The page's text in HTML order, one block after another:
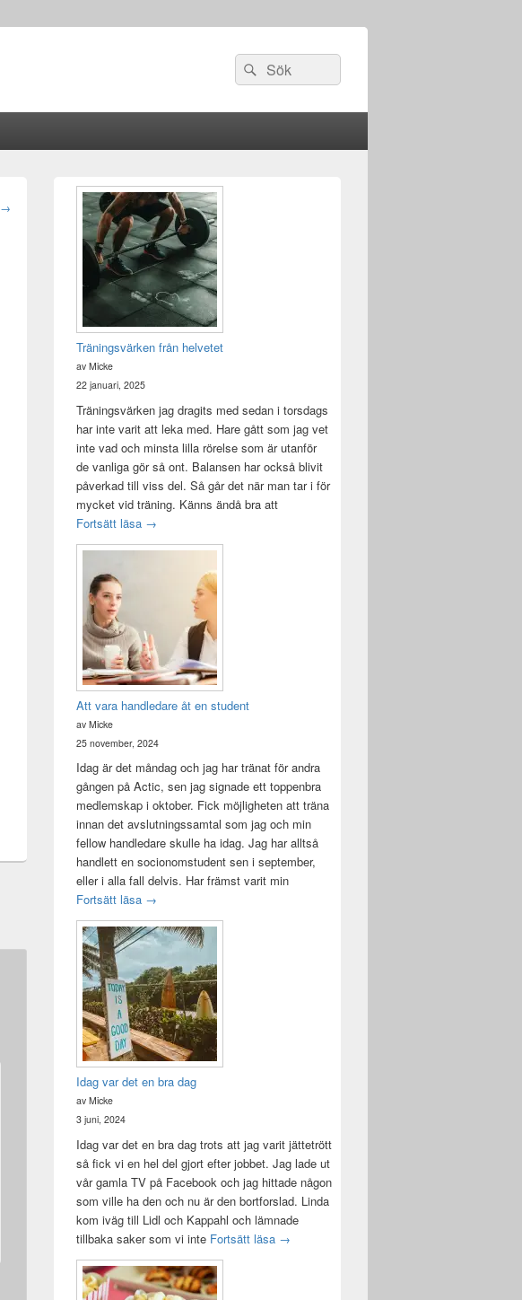
Sök
efter:
Sök
→
Primära
sidofältet
Widget
område
Träningsvärken från helvetet
av Micke
22 januari, 2025
Träningsvärken jag dragits med sedan i torsdags
har inte varit att leka med. Hare gått som jag vet
inte vad och minsta lilla rörelse som är utanför
de vanliga gör så ont. Balansen har också blivit
påverkad till viss del. Så går det när man tar i för
mycket vid träning. Känns ändå bra att
Fortsätt läsa Träningsvärken från helvetet
→
Att vara handledare åt en student
av Micke
25 november, 2024
Idag är det måndag och jag har tränat för andra
gången på Actic, sen jag signade ett toppenbra
medlemskap i oktober. Fick möjligheten att träna
innan det avslutningssamtal som jag och min
fellow handledare skulle ha idag. Jag har alltså
handlett en socionomstudent sen i september,
eller i alla fall delvis. Har främst varit min
Fortsätt läsa Att vara handledare åt en student
→
Idag var det en bra dag
av Micke
3 juni, 2024
Idag var det en bra dag trots att jag varit jättetrött
så fick vi en hel del gjort efter jobbet. Jag lade ut
vår gamla TV på Facebook och jag hittade någon
som ville ha den och nu är den bortforslad. Linda
kom iväg till Lidl och Kappahl och lämnade
tillbaka saker som vi inte Fortsätt läsa Idag var det en bra dag
→